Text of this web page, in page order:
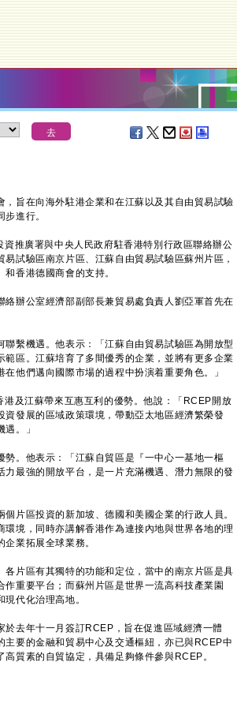
旨在向海外駐港企業和在江蘇以及其自由貿易試驗
進行。
廣署與中央人民政府駐香港特別行政區聯絡辦公
試驗區南京片區、江蘇自由貿易試驗區蘇州片區，
香港德國商會的支持。
辦公室經濟部副部長兼貿易處負責人劉亞軍首先在
繫機遇。他表示：「江蘇自由貿易試驗區為開放型
區。江蘇培育了多間優秀的企業，並將有更多企業
他們邁向國際市場的過程中扮演着重要角色。」
及江蘇帶來互惠互利的優勢。他說：「RCEP開放
發展的區域政策環境，帶動亞太地區經濟繁榮發
。」
。他表示：「江蘇自貿區是『一中心一基地一樞
最強的開放平台，是一片充滿機遇、潛力無限的發
區投資的新加坡、德國和美國企業的行政人員。
境，同時亦講解香港作為連接內地與世界各地的理
業拓展全球業務。
片區有其獨特的功能和定位，當中的南京片區是具
重要平台；而蘇州片區是世界一流高科技產業園
代化治理高地。
去年十一月簽訂RCEP，旨在促進區域經濟一體
要的金融和貿易中心及交通樞紐，亦已與RCEP中
質素的自貿協定，具備足夠條件參與RCEP。